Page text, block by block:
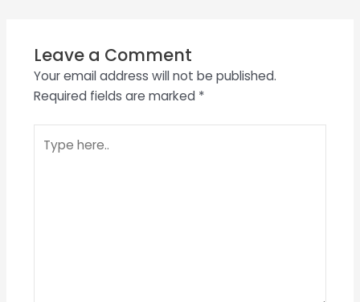
Leave a Comment
Your email address will not be published.
Required fields are marked *
here..